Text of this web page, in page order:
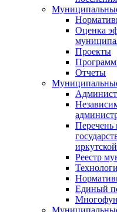
Оценка
Проекты
Отчеты
Перечень
Реестр
Единый